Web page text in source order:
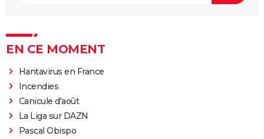
EN CE MOMENT
Hantavirus en France
Incendies
Canicule d'août
La Liga sur DAZN
Pascal Obispo